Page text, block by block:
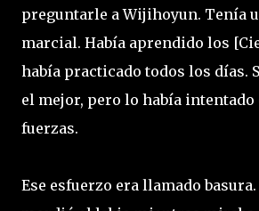
preguntarle a Wijihoyun. Tenía
marcial. Había aprendido los
había practicado todos los días.
el mejor, pero lo había intentado
fuerzas.
Ese esfuerzo era llamado